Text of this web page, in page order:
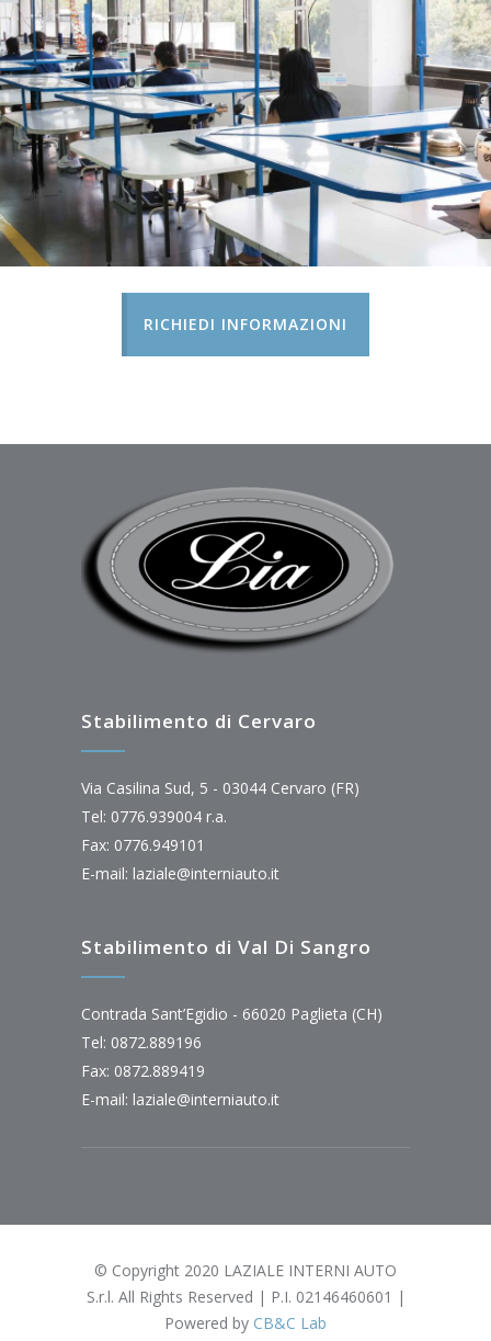
RICHIEDI INFORMAZIONI
Stabilimento di Cervaro
Via Casilina Sud, 5 - 03044 Cervaro (FR)
Tel: 0776.939004 r.a.
Fax: 0776.949101
E-mail: laziale@interniauto.it
Stabilimento di Val Di Sangro
Contrada Sant’Egidio - 66020 Paglieta (CH)
Tel: 0872.889196
Fax: 0872.889419
E-mail: laziale@interniauto.it
© Copyright 2020 LAZIALE INTERNI AUTO
S.r.l. All Rights Reserved | P.I. 02146460601 |
Powered by CB&C Lab